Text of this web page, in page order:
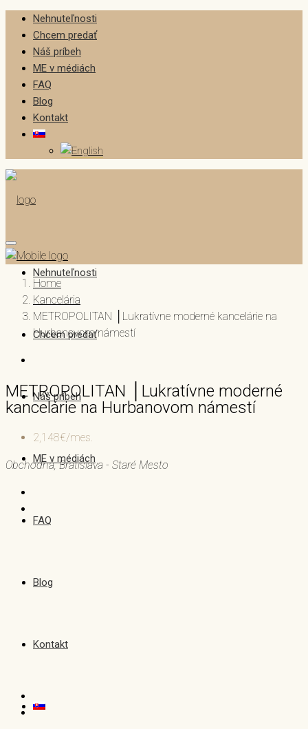
Nehnuteľnosti
Chcem predať
Náš príbeh
ME v médiách
FAQ
Blog
Kontakt
Nehnuteľnosti
Chcem predať
Náš príbeh
ME v médiách
FAQ
Blog
Kontakt
Home
Kancelária
METROPOLITAN │Lukratívne moderné kancelárie na
Hurbanovom námestí
METROPOLITAN │Lukratívne moderné
kancelárie na Hurbanovom námestí
2,148€/mes.
Obchodná, Bratislava - Staré Mesto